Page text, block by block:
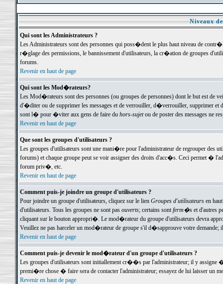
Niveaux
Qui sont les Administrateurs ?
Les Administrateurs sont des personnes qui poss�dent le plus haut niveau de
r�glage des permissions, le bannissement d'utilisateurs, la cr�ation de groupes
forums.
Revenir en haut de page
Qui sont les Mod�rateurs?
Les Mod�rateurs sont des personnes (ou groupes de personnes) dont le but est de
d'�diter ou de supprimer les messages et de verrouiller, d�verrouiller, supprimer
sont l� pour �viter aux gens de faire du hors-sujetou de poster des messages ne
Revenir en haut de page
Que sont les groupes d'utilisateurs ?
Les groupes d'utilisateurs sont une mani�re pour l'administrateur de regrouper des
forums) et chaque groupe peut se voir assigner des droits d'acc�s. Ceci permet
forum priv�, etc.
Revenir en haut de page
Comment puis-je joindre un groupe d'utilisateurs ?
Pour joindre un groupe d'utilisateurs, cliquez sur le lien Groupes d'utilisateursen haut
d'utilisateurs. Tous les groupes ne sont pas ouverts; certains sontferm�set d'autres
cliquant sur le bouton appropri�. Le mod�rateur du groupe d'utilisateurs devra
Veuillez ne pas harceler un mod�rateur de groupe s'il d�sapprouve votre demande;
Revenir en haut de page
Comment puis-je devenir le mod�rateur d'un groupe d'utilisateurs ?
Les groupes d'utilisateurs sont initiallement cr��s par l'administrateur; il y
premi�re chose � faire sera de contacter l'administrateur; essayez de lui laisser un
Revenir en haut de page